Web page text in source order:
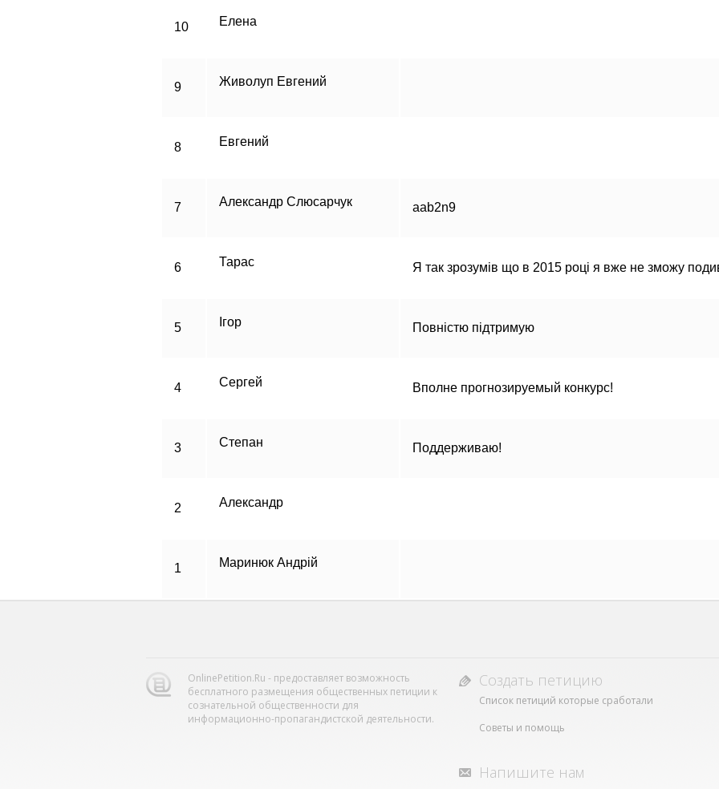
10 Елена
9 Живолуп Евгений
8 Евгений
7 Александр Слюсарчук aab2n9
6 Тарас Я так зрозумів що в 2015 році я вже не зможу
5 Ігор Повністю підтримую
4 Сергей Вполне прогнозируемый конкурс!
3 Степан Поддерживаю!
2 Александр
1 Маринюк Андрій
OnlinePetition.Ru - предоставляет возможность
бесплатного размещения общественных петиции к
сознательной общественности для
информационно-пропагандистской деятельности.
Создать петицию
Список петиций которые сработали
Советы и помощь
Напишите нам